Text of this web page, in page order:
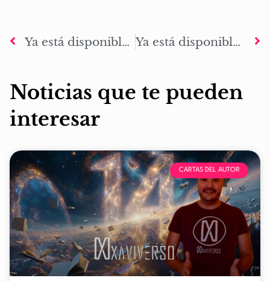
Ya está disponible el relato extendido ‘Gud: La resolutiva’ Ya está disponible el relato extendido ‘Gunnar: La imparable’
Noticias que te pueden
interesar
CARTAS DEL AUTOR